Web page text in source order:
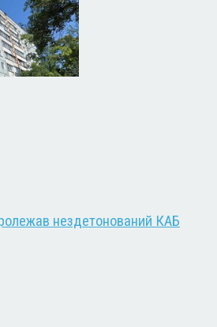
нездетонований КАБ